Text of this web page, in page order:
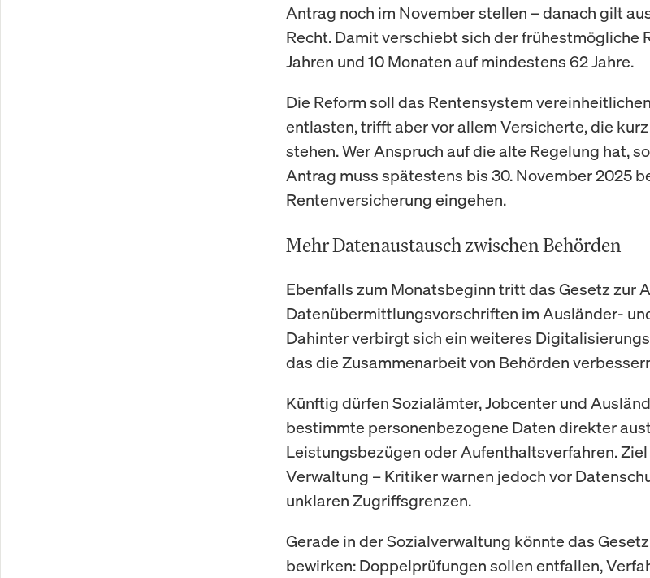
Antrag noch im November stellen – danach gilt
Recht. Damit verschiebt sich der frühestmögliche
Jahren und 10 Monaten auf mindestens 62 Jahre.
Die Reform soll das Rentensystem
entlasten, trifft aber vor allem Versicherte, die
stehen. Wer Anspruch auf die alte Regelung hat,
Antrag muss spätestens bis 30. November 2025
Rentenversicherung eingehen.
Mehr Datenaustausch zwischen Behörden
Ebenfalls zum Monatsbeginn tritt das Gesetz zur
Datenübermittlungsvorschriften im Ausländer-
Dahinter verbirgt sich ein weiteres
das die Zusammenarbeit von Behörden
Künftig dürfen Sozialämter, Jobcenter und
bestimmte personenbezogene Daten direkter
Leistungsbezügen oder Aufenthaltsverfahren.
Verwaltung – Kritiker warnen jedoch vor
unklaren Zugriffsgrenzen.
Gerade in der Sozialverwaltung könnte das
bewirken: Doppelprüfungen sollen entfallen,